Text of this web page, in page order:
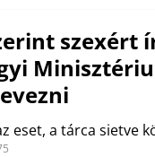
szexért
eset, a tárca sietve